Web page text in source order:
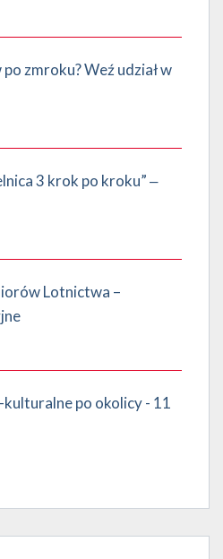
zmroku? Weź udział w
3 krok po kroku” ‒
Lotnictwa –
po okolicy - 11